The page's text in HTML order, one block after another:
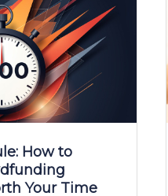
How to
Your Time